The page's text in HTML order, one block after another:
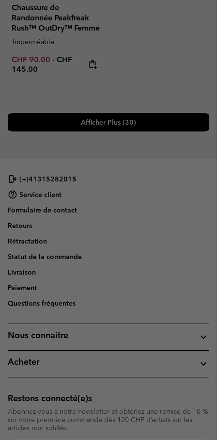
Chaussure de
Randonnée Peakfreak
Rush™ OutDry™ Femme
Imperméable
Minimum sale price:
CHF 90.00 - Maximum price:
CHF
145.00
Afficher Plus (30)
(+)41315282015
Service client
Formulaire de contact
Retours
Rétractation
Statut de la commande
Livraison
Paiement
Questions fréquentes
Nous connaitre
Acheter
Restons connecté(e)s
Abonnez-vous à notre newsletter et obtenez une remise de 10 %
sur votre première commande dès 120 CHF d’achats sur les
articles non soldés.